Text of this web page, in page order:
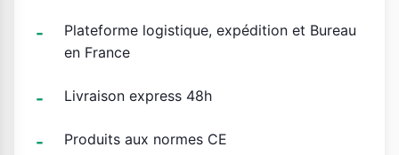
Plateforme logistique, expédition et Bureau
en France
Livraison express 48h
Produits aux normes CE